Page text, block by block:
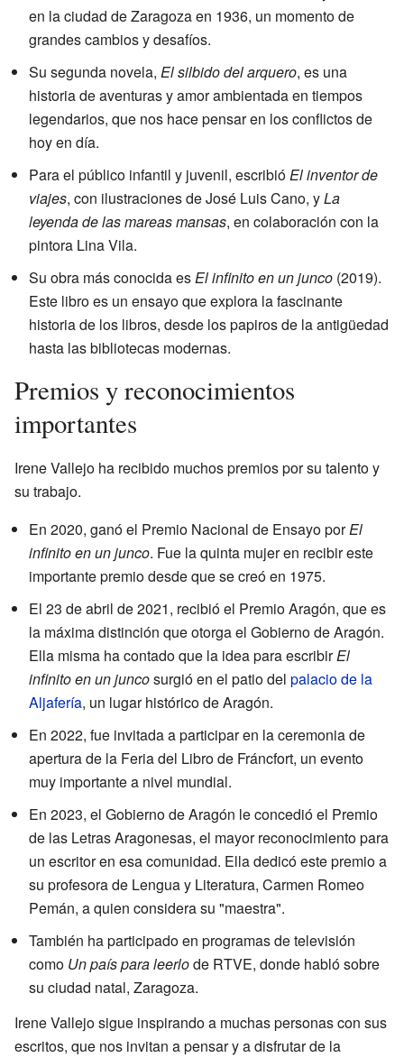
en la ciudad de Zaragoza en 1936, un momento de
grandes cambios y desafíos.
Su segunda novela, El silbido del arquero, es una
historia de aventuras y amor ambientada en tiempos
legendarios, que nos hace pensar en los conflictos de
hoy en día.
Para el público infantil y juvenil, escribióEl inventor de
viajes, con ilustraciones de José Luis Cano, yLa
leyenda de las mareas mansas, en colaboración con la
pintora Lina Vila.
Su obra más conocida esEl infinito en un junco (2019).
Este libro es un ensayo que explora la fascinante
historia de los libros, desde los papiros de la antigüedad
hasta las bibliotecas modernas.
Premios y reconocimientos
importantes
Irene Vallejo ha recibido muchos premios por su talento y
su trabajo.
En 2020, ganó el Premio Nacional de Ensayo porEl
infinito en un junco. Fue la quinta mujer en recibir este
importante premio desde que se creó en 1975.
El 23 de abril de 2021, recibió el Premio Aragón, que es
la máxima distinción que otorga el Gobierno de Aragón.
Ella misma ha contado que la idea para escribirEl
infinito en un juncosurgió en el patio del palacio de la
Aljafería, un lugar histórico de Aragón.
En 2022, fue invitada a participar en la ceremonia de
apertura de la Feria del Libro de Fráncfort, un evento
muy importante a nivel mundial.
En 2023, el Gobierno de Aragón le concedió el Premio
de las Letras Aragonesas, el mayor reconocimiento para
un escritor en esa comunidad. Ella dedicó este premio a
su profesora de Lengua y Literatura, Carmen Romeo
Pemán, a quien considera su "maestra".
También ha participado en programas de televisión
como Un país para leerlode RTVE, donde habló sobre
su ciudad natal, Zaragoza.
Irene Vallejo sigue inspirando a muchas personas con sus
escritos, que nos invitan a pensar y a disfrutar de la